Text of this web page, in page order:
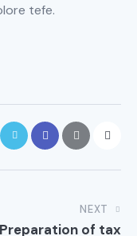
tefe.
NEXT
Preparation of tax